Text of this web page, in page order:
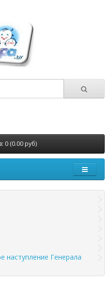
0 (0.00 руб)
наступление Генерала